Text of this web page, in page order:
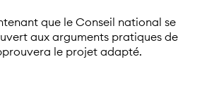
que le Conseil national se
aux arguments pratiques de
le projet adapté.